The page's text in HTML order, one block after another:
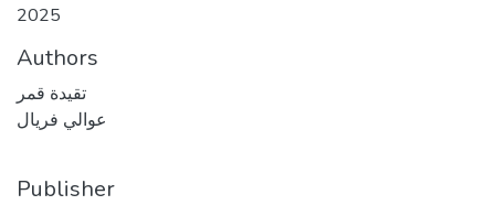
2025
Authors
تقيدة قمر
عوالي فريال
Publisher